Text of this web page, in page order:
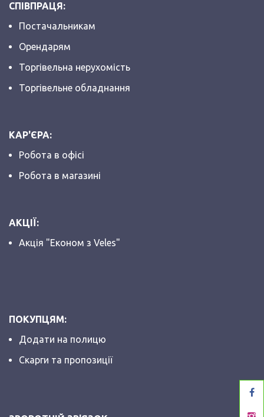
СПІВПРАЦЯ:
Постачальникам
Орендарям
Торгівельна нерухомість
Торгівельне обладнання
КАР'ЄРА:
Робота в офісі
Робота в магазині
АКЦІЇ:
Акція "Економ з Veles"
ПОКУПЦЯМ:
Додати на полицю
Скарги та пропозиції